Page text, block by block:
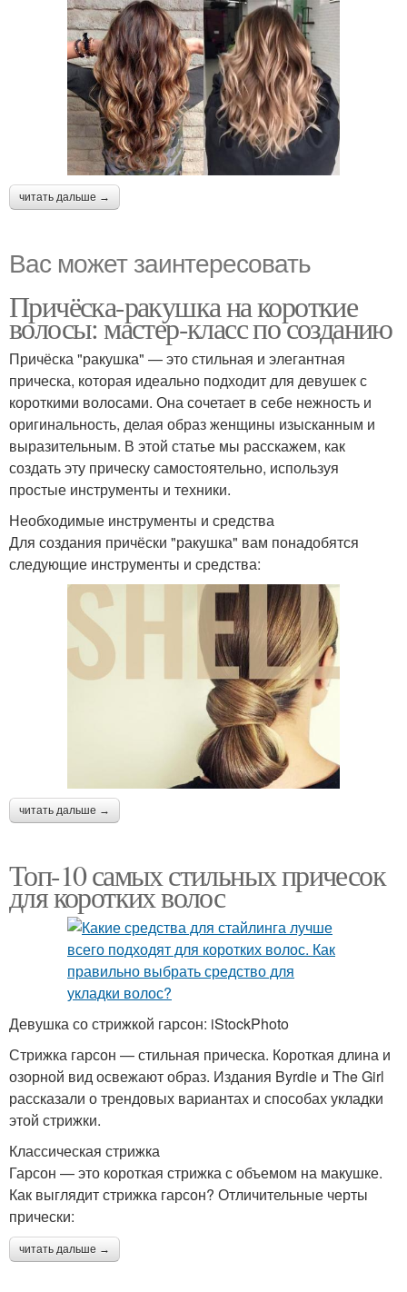
читать дальше →
Вас может заинтересовать
Причёска-ракушка на короткие
волосы: мастер-класс по созданию
Причёска "ракушка" — это стильная и элегантная
прическа, которая идеально подходит для девушек с
короткими волосами. Она сочетает в себе нежность и
оригинальность, делая образ женщины изысканным и
выразительным. В этой статье мы расскажем, как
создать эту прическу самостоятельно, используя
простые инструменты и техники.
Необходимые инструменты и средства
Для создания причёски "ракушка" вам понадобятся
следующие инструменты и средства:
читать дальше →
Топ-10 самых стильных причесок
для коротких волос
Девушка со стрижкой гарсон: iStockPhoto
Стрижка гарсон — стильная прическа. Короткая длина и
озорной вид освежают образ. Издания Byrdie и The Girl
рассказали о трендовых вариантах и способах укладки
этой стрижки.
Классическая стрижка
Гарсон — это короткая стрижка с объемом на макушке.
Как выглядит стрижка гарсон? Отличительные черты
прически:
читать дальше →